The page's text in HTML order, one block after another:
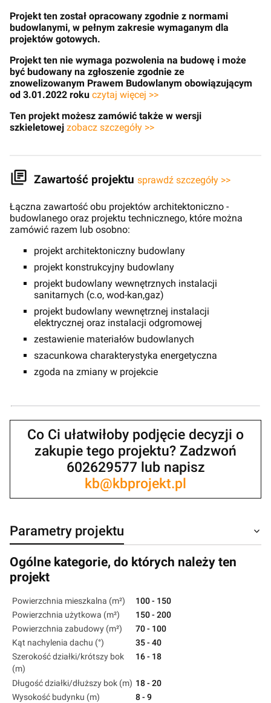
Projekt ten został opracowany zgodnie z normami
budowlanymi, w pełnym zakresie wymaganym dla
projektów gotowych.
Projekt ten nie wymaga pozwolenia na budowę i może
być budowany na zgłoszenie zgodnie ze
znowelizowanym Prawem Budowlanym obowiązującym
od 3.01.2022 roku czytaj więcej >>
Ten projekt możesz zamówić także w wersji
szkieletowej zobacz szczegóły >>
Zawartość projektu sprawdź szczegóły >>
Łączna zawartość obu projektów architektoniczno -
budowlanego oraz projektu technicznego, które można
zamówić razem lub osobno:
projekt architektoniczny budowlany
projekt konstrukcyjny budowlany
projekt budowlany wewnętrznych instalacji
sanitarnych (c.o, wod-kan,gaz)
projekt budowlany wewnętrznej instalacji
elektrycznej oraz instalacji odgromowej
zestawienie materiałów budowlanych
szacunkowa charakterystyka energetyczna
zgoda na zmiany w projekcie
Co Ci ułatwiłoby podjęcie decyzji o
zakupie tego projektu? Zadzwoń
602629577 lub napisz
kb@kbprojekt.pl
Parametry projektu
Ogólne kategorie, do których należy ten
projekt
Powierzchnia mieszkalna (m²)
100 - 150
Powierzchnia użytkowa (m²)
150 - 200
Powierzchnia zabudowy (m²)
70 - 100
Kąt nachylenia dachu (°)
35 - 40
Szerokość działki/krótszy bok
(m)
16 - 18
Długość działki/dłuższy bok (m) 18 - 20
Wysokość budynku (m)
8 - 9